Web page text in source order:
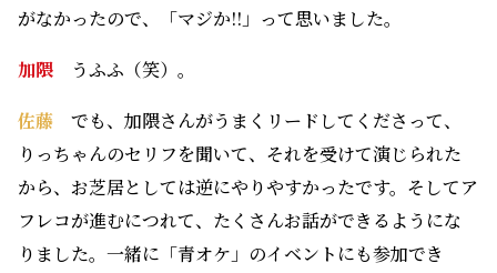
がなかったので、「マジか!!」って思いました。
加隈 うふふ（笑）。
佐藤 でも、加隈さんがうまくリードしてくださって、
りっちゃんのセリフを聞いて、それを受けて演じられた
から、お芝居としては逆にやりやすかったです。そしてア
フレコが進むにつれて、たくさんお話ができるようにな
りました。一緒に「青オケ」のイベントにも参加でき